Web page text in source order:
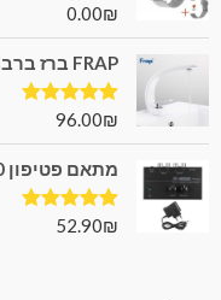
דורג5.00
0.00₪
FRAP ברז ברבור מודרני
דורג5.00
96.00₪
מתאם פטיפון RCA PP500
דורג5.00
52.90₪